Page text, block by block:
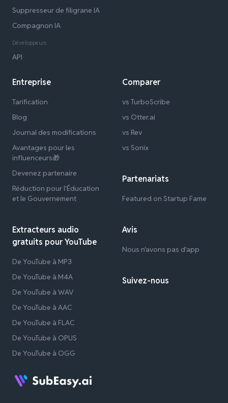
Suppresseur de filigrane IA
Compagnon IA
Développeurs
API
Entreprise
Tarification
Blog
Journal des modifications
Avantages pour les
influenceurs🎁
Devenez partenaire
Réduction pour l'Éducation
et le Gouvernement
Extracteurs audio
gratuits pour YouTube
De YouTube à MP3
De YouTube à M4A
De YouTube à WAV
De YouTube à AAC
De YouTube à FLAC
De YouTube à OPUS
De YouTube à OGG
Comparer
vs TurboScribe
vs Otter.ai
vs Rev
vs Sonix
Partenariats
Featured on Startup Fame
Avis
Nous n'avons pas d'app
Suivez-nous